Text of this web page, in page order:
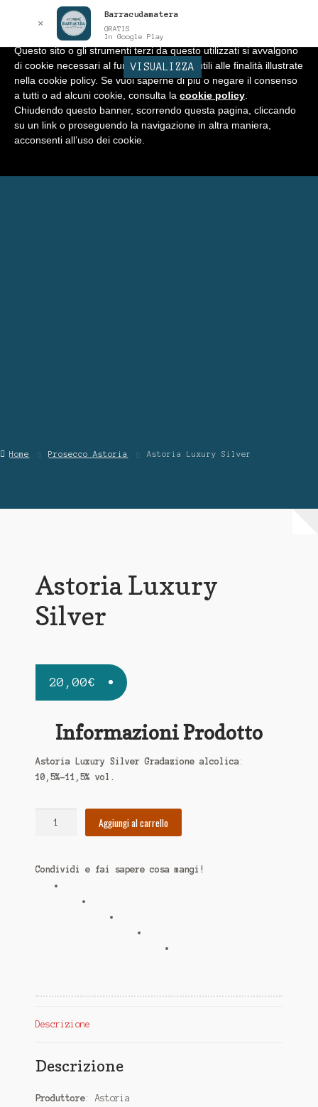
Vai
alla
navigazione
Vai
al
contenuto
BARRACUDA Menu
Home
Negozio
Home Prosecco Astoria Astoria Luxury Silver
Astoria Luxury
Silver
20,00€
Informazioni Prodotto
Astoria Luxury Silver Gradazione alcolica :
10,5%-11,5% vol.
Aggiungi al carrello
Condividi e fai sapere cosa mangi!
Descrizione
Descrizione
Produttore: Astoria
✕
Barracudamatera
GRATIS
In Google Play
VISUALIZZA
Informativa
Questo sito o gli strumenti terzi da questo utilizzati si avvalgono
di cookie necessari al funzionamento ed utili alle finalità illustrate
nella cookie policy. Se vuoi saperne di più o negare il consenso
a tutti o ad alcuni cookie, consulta la cookie policy
Chiudendo questo banner, scorrendo questa pagina, cliccando
su un link o proseguendo la navigazione in altra maniera,
acconsenti all’uso dei cookie.